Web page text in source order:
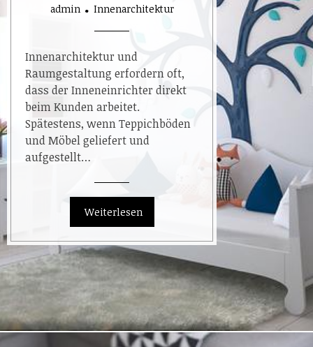
admin
Innenarchitektur
Innenarchitektur und
Raumgestaltung erfordern oft,
dass der Inneneinrichter direkt
beim Kunden arbeitet.
Spätestens, wenn Teppichböden
und Möbel geliefert und
aufgestellt…